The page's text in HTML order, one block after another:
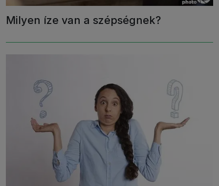
Milyen íze van a szépségnek?